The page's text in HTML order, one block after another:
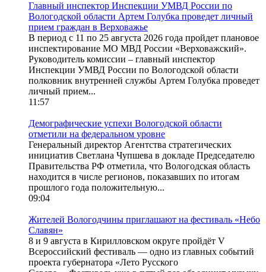
Главный инспектор Инспекции УМВД России по
Вологодской области Артем Голубка проведет личный
прием граждан в Верховажье
В период с 11 по 25 августа 2026 года пройдет плановое
инспектирование МО МВД России «Верховажский».
Руководитель комиссии – главный инспектор
Инспекции УМВД России по Вологодской области
полковник внутренней службы Артем Голубка проведет
личный прием...
11:57
Демографические успехи Вологодской области
отметили на федеральном уровне
Генеральный директор Агентства стратегических
инициатив Светлана Чупшева в докладе Председателю
Правительства РФ отметила, что Вологодская область
находится в числе регионов, показавших по итогам
прошлого года положительную...
09:04
Жителей Вологодчины приглашают на фестиваль «Небо
Славян»
8 и 9 августа в Кирилловском округе пройдёт V
Всероссийский фестиваль — одно из главных событий
проекта губернатора «Лето Русского